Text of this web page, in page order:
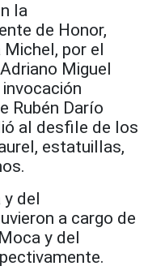
la
de Honor,
Michel, por el
Miguel
Rubén Darío
al desfile de los
estatuillas,
y del
a cargo de
y del